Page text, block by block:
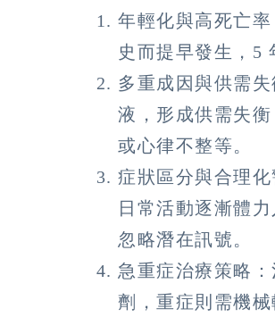
年輕化與高死亡率
史而提早發生，5
多重成因與供需
液，形成供需失
或心律不整等。
症狀區分與合理化
日常活動逐漸體
忽略潛在訊號。
急重症治療策略：
劑，重症則需機